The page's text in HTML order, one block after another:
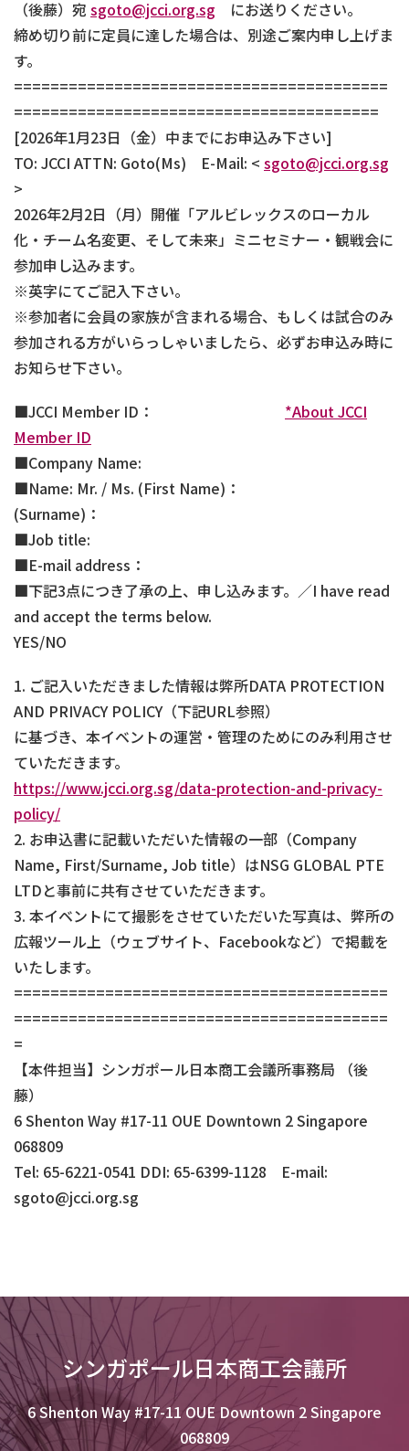
（後藤）宛 sgoto@jcci.org.sg にお送りください。
締め切り前に定員に達した場合は、別途ご案内申し上げま
す。
=========================================
========================================
[2026年1月23日（金）中までにお申込み下さい]
TO: JCCI ATTN: Goto(Ms) E-Mail: < sgoto@jcci.org.sg
>
2026年2月2日（月）開催「アルビレックスのローカル
化・チーム名変更、そして未来」ミニセミナー・観戦会に
参加申し込みます。
※英字にてご記入下さい。
※参加者に会員の家族が含まれる場合、もしくは試合のみ
参加される方がいらっしゃいましたら、必ずお申込み時に
お知らせ下さい。
■JCCI Member ID： *About JCCI
Member ID
■Company Name:
■Name: Mr. / Ms. (First Name)：
(Surname)：
■Job title:
■E-mail address：
■下記3点につき了承の上、申し込みます。／I have read
and accept the terms below.
YES/NO
1. ご記入いただきました情報は弊所DATA PROTECTION
AND PRIVACY POLICY（下記URL参照）
に基づき、本イベントの運営・管理のためにのみ利用させ
ていただきます。
https://www.jcci.org.sg/data-protection-and-privacy-
policy/
2. お申込書に記載いただいた情報の一部（Company
Name, First/Surname, Job title）はNSG GLOBAL PTE
LTDと事前に共有させていただきます。
3. 本イベントにて撮影をさせていただいた写真は、弊所の
広報ツール上（ウェブサイト、Facebookなど）で掲載を
いたします。
=========================================
=========================================
=
【本件担当】シンガポール日本商工会議所事務局 （後
藤）
6 Shenton Way #17-11 OUE Downtown 2 Singapore
068809
Tel: 65-6221-0541 DDI: 65-6399-1128 E-mail:
sgoto@jcci.org.sg
シンガポール日本商工会議所
6 Shenton Way #17-11 OUE Downtown 2 Singapore
068809